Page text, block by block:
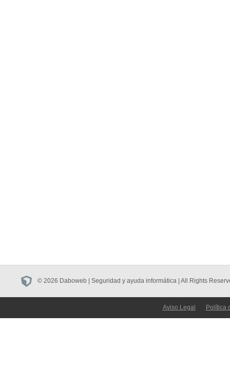
© 2026 Daboweb | Seguridad y ayuda informática | All Rights
Aviso Legal Política